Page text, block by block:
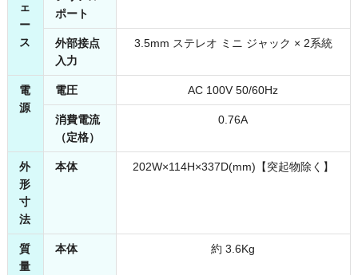
ェ
ー
ス
ポート
外部接点
入力
3.5mm ステレオ ミニ ジャック × 2系統
電
源
電圧 AC 100V 50/60Hz
消費電流
（定格）
0.76A
外
形
寸
法
本体 202W×114H×337D(mm)【突起物除く】
質
量
本体 約 3.6Kg